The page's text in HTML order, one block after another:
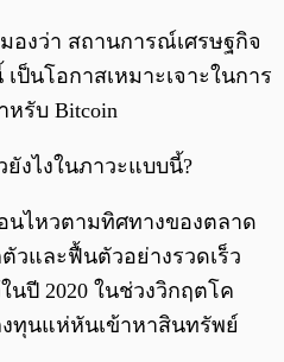
องว่า สถานการณ์เศรษฐกิจ
นโอกาสเหมาะเจาะในการ
หรับ Bitcoin
ยังไงในภาวะแบบนี้?
อนไหวตามทิศทางของตลาด
วและฟื้นตัวอย่างรวดเร็ว
นปี 2020 ในช่วงวิกฤตโค
ทุนแห่หันเข้าหาสินทรัพย์